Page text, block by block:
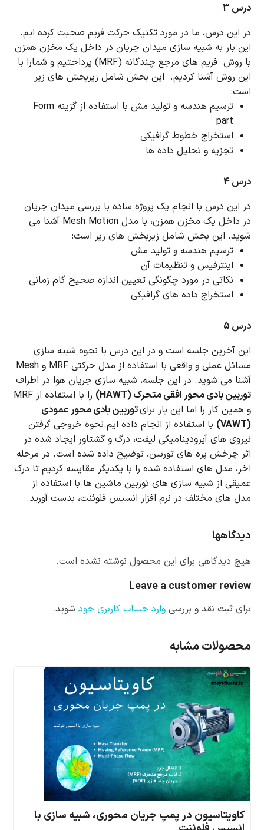
درس 3
در این درس، ما در مورد تکنیک حرکت فریم صحبت کرده ایم.
این بار به شبیه سازی میدان جریان در داخل یک مخزن همزن
با روش فریم های مرجع چندگانه (MRF) پرداختیم و شمارا با
این روش آشنا کردیم. این بخش شامل زیربخش های زیر
است:
ترسیم هندسه و تولید مش
با استفاده از گزینه Form
part
استخراج خطوط گرافیکی
تجزیه و تحلیل داده ها
درس 4
در این درس با انجام یک پروژه ساده با بررسی میدان جریان
در داخل یک مخزن همزن، با مدل Mesh Motion آشنا می
شوید. این بخش شامل زیربخش های زیر است:
ترسیم هندسه و تولید مش
اینترفیس و تنظیمات آن
نکاتی در مورد چگونگی تعیین اندازه صحیح گام زمانی
استخراج داده های گرافیکی
درس 5
این آخرین جلسه است و در این درس با نحوه شبیه سازی
مسائل عملی و واقعی با استفاده از مدل حرکتی MRF و Mesh
آشنا می شوید. در این جلسه، شبیه سازی جریان هوا در اطراف
توربین بادی محور افقی متحرک (HAWT)
را با استفاده از MRF
و همین کار را اما این بار برایتوربین بادی محور عمودی
(VAWT)
با استفاده از انجام داده ایم.نحوه خروجی گرفتن
نیروی های آیرودینامیکی لیفت، درگ و گشتاور ایجاد شده در
اثر چرخش پره های توربین، توضیح داده شده است. در مرحله
اخر، مدل های استفاده شده را با یکدیگر مقایسه کردیم تا درک
عمیقی از شبیه سازی های توربین ماشین ها با استفاده از
مدل های مختلف در نرم افزار انسیس فلوئنت، بدست آورید.
دیدگاهها
هیچ دیدگاهی برای این محصول نوشته نشده است.
Leave a customer review
برای ثبت نقد و بررسیوارد حساب کاربری خود شوید.
محصولات مشابه
کاویتاسیون در پمپ جریان محوری، شبیه سازی با